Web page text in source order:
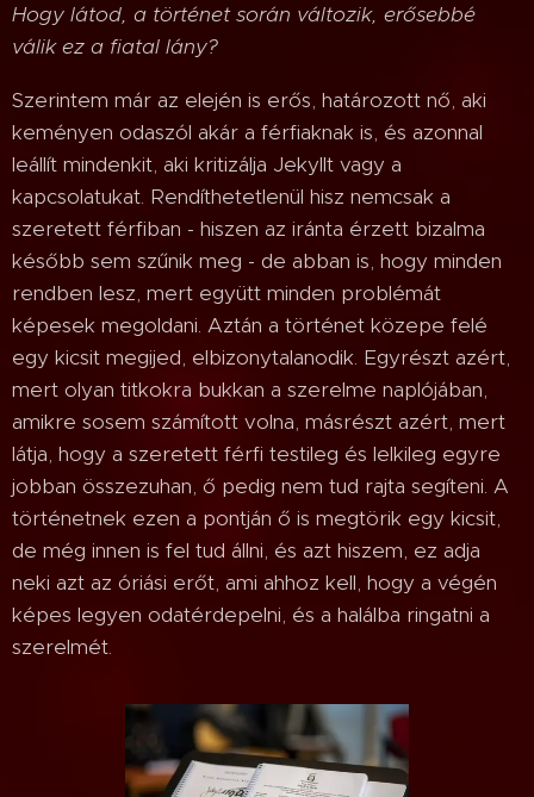
Hogy látod, a történet során változik, erősebbé
válik ez a fiatal lány?
Szerintem már az elején is erős, határozott nő, aki
keményen odaszól akár a férfiaknak is, és azonnal
leállít mindenkit, aki kritizálja Jekyllt vagy a
kapcsolatukat. Rendíthetetlenül hisz nemcsak a
szeretett férfiban - hiszen az iránta érzett bizalma
később sem szűnik meg - de abban is, hogy minden
rendben lesz, mert együtt minden problémát
képesek megoldani. Aztán a történet közepe felé
egy kicsit megijed, elbizonytalanodik. Egyrészt azért,
mert olyan titkokra bukkan a szerelme naplójában,
amikre sosem számított volna, másrészt azért, mert
látja, hogy a szeretett férfi testileg és lelkileg egyre
jobban összezuhan, ő pedig nem tud rajta segíteni. A
történetnek ezen a pontján ő is megtörik egy kicsit,
de még innen is fel tud állni, és azt hiszem, ez adja
neki azt az óriási erőt, ami ahhoz kell, hogy a végén
képes legyen odatérdepelni, és a halálba ringatni a
szerelmét.